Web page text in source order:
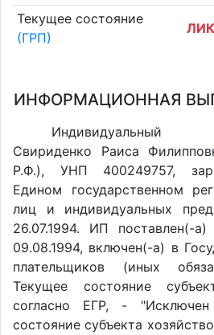
Текущее состояние
(ГРП)
ИНФОРМАЦИОННАЯ
Индивидуальный
Свириденко Раиса
Р.Ф.), УНП 400249757,
Едином государственном
лиц и индивидуальных
26.07.1994. ИП поставлен(-
09.08.1994, включен(-a) в
плательщиков (иных
Текущее состояние
согласно ЕГР, -
состояние субъекта